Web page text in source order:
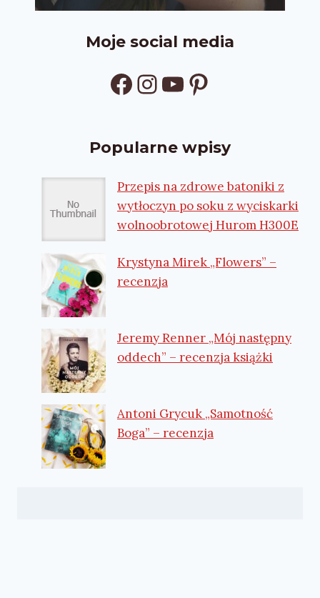
Moje social media
Facebook
Instagram
YouTube
Pinterest
Popularne wpisy
Przepis na zdrowe batoniki z
wytłoczyn po soku z wyciskarki
wolnoobrotowej Hurom H300E
Krystyna Mirek „Flowers” –
recenzja
Jeremy Renner „Mój następny
oddech” – recenzja książki
Antoni Grycuk „Samotność
Boga” – recenzja